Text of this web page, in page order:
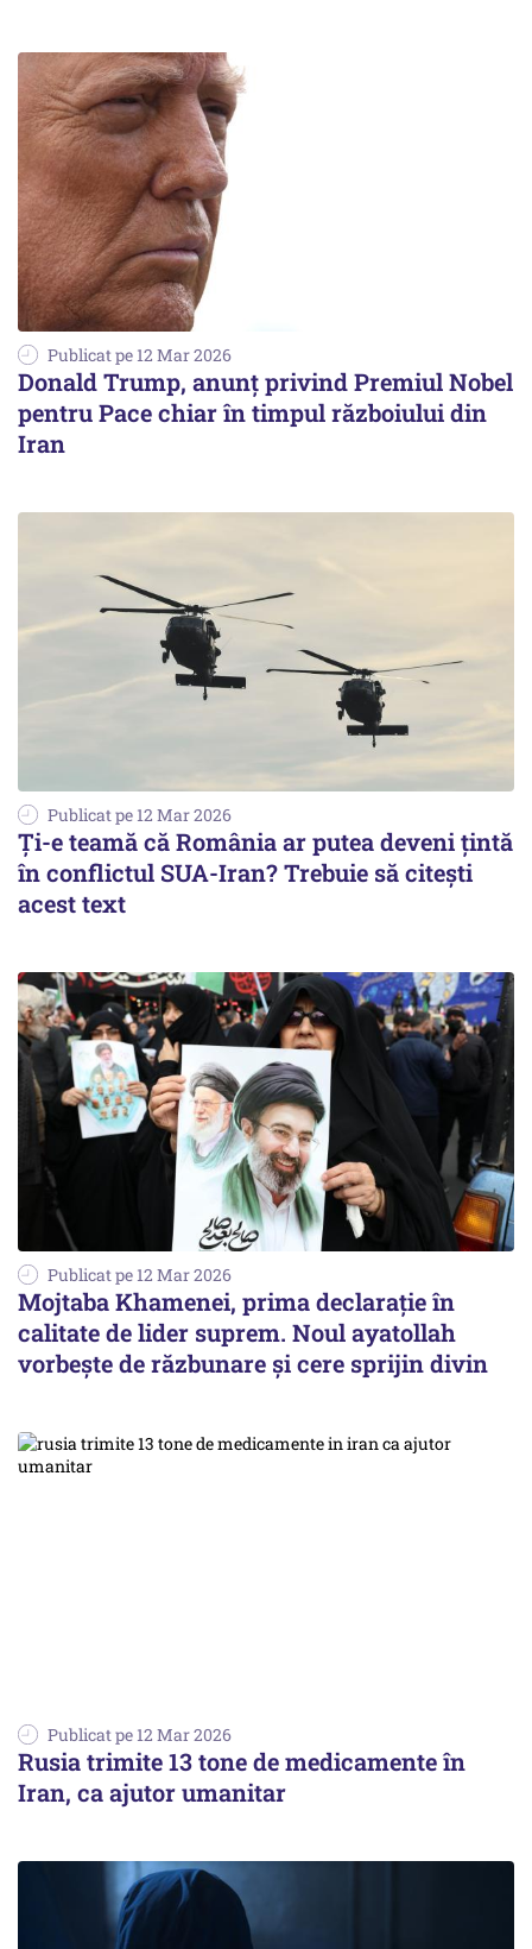
Publicat pe 12 Mar 2026
Donald Trump, anunț privind Premiul Nobel
pentru Pace chiar în timpul războiului din
Iran
Publicat pe 12 Mar 2026
Ți-e teamă că România ar putea deveni țintă
în conflictul SUA-Iran? Trebuie să citești
acest text
Publicat pe 12 Mar 2026
Mojtaba Khamenei, prima declarație în
calitate de lider suprem. Noul ayatollah
vorbește de răzbunare și cere sprijin divin
Publicat pe 12 Mar 2026
Rusia trimite 13 tone de medicamente în
Iran, ca ajutor umanitar